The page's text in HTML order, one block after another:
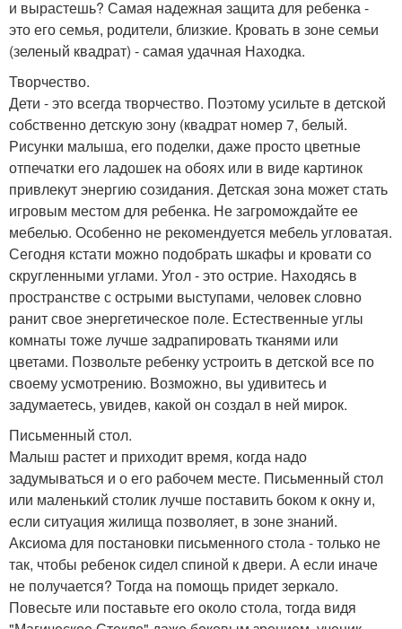
и вырастешь? Самая надежная защита для ребенка -
это его семья, родители, близкие. Кровать в зоне семьи
(зеленый квадрат) - самая удачная Находка.
Творчество.
Дети - это всегда творчество. Поэтому усильте в детской
собственно детскую зону (квадрат номер 7, белый.
Рисунки малыша, его поделки, даже просто цветные
отпечатки его ладошек на обоях или в виде картинок
привлекут энергию созидания. Детская зона может стать
игровым местом для ребенка. Не загромождайте ее
мебелью. Особенно не рекомендуется мебель угловатая.
Сегодня кстати можно подобрать шкафы и кровати со
скругленными углами. Угол - это острие. Находясь в
пространстве с острыми выступами, человек словно
ранит свое энергетическое поле. Естественные углы
комнаты тоже лучше задрапировать тканями или
цветами. Позвольте ребенку устроить в детской все по
своему усмотрению. Возможно, вы удивитесь и
задумаетесь, увидев, какой он создал в ней мирок.
Письменный стол.
Малыш растет и приходит время, когда надо
задумываться и о его рабочем месте. Письменный стол
или маленький столик лучше поставить боком к окну и,
если ситуация жилища позволяет, в зоне знаний.
Аксиома для постановки письменного стола - только не
так, чтобы ребенок сидел спиной к двери. А если иначе
не получается? Тогда на помощь придет зеркало.
Повесьте или поставьте его около стола, тогда видя